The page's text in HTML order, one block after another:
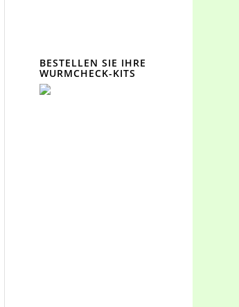
BESTELLEN SIE IHRE
WURMCHECK-KITS